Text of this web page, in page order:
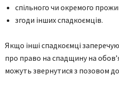
спільного чи окремого
згоди інших спадкоємців.
Якщо інші спадкоємці
про право на спадщину на
можуть звернутися з позовом до